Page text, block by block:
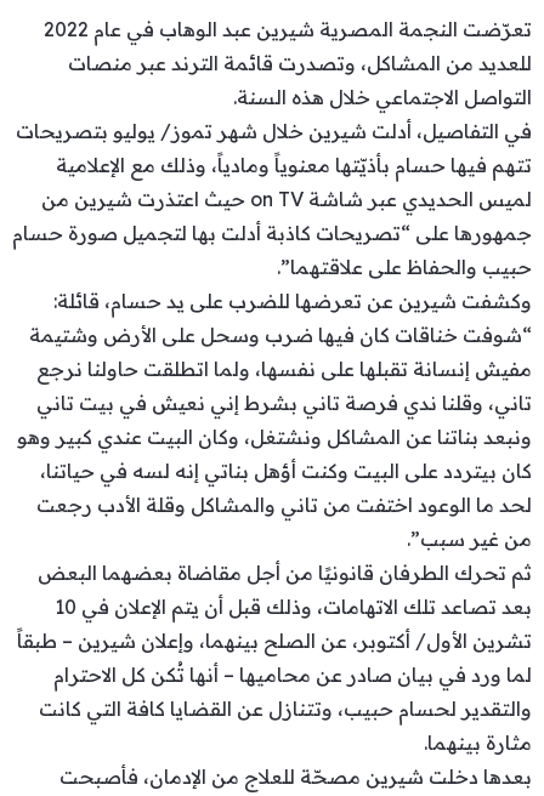
تعرّضت النجمة المصرية شيرين عبد الوهاب في عام 2022
للعديد من المشاكل، وتصدرت قائمة الترند عبر منصات
التواصل الاجتماعي خلال هذه السنة.
في التفاصيل، أدلت شيرين خلال شهر تموز/ يوليو بتصريحات
تتهم فيها حسام بأذيّتها معنوياً ومادياً، وذلك مع الإعلامية
لميس الحديدي عبر شاشة on TV حيث اعتذرت شيرين من
جمهورها على “تصريحات كاذبة أدلت بها لتجميل صورة حسام
حبيب والحفاظ على علاقتهما”.
وكشفت شيرين عن تعرضها للضرب على يد حسام، قائلة:
“شوفت خناقات كان فيها ضرب وسحل على الأرض وشتيمة
مفيش إنسانة تقبلها على نفسها، ولما اتطلقت حاولنا نرجع
تاني، وقلنا ندي فرصة تاني بشرط إني نعيش في بيت تاني
ونبعد بناتنا عن المشاكل ونشتغل، وكان البيت عندي كبير وهو
كان بيتردد على البيت وكنت أؤهل بناتي إنه لسه في حياتنا،
لحد ما الوعود اختفت من تاني والمشاكل وقلة الأدب رجعت
من غير سبب”.
ثم تحرك الطرفان قانونيًا من أجل مقاضاة بعضهما البعض
بعد تصاعد تلك الاتهامات، وذلك قبل أن يتم الإعلان في 10
تشرين الأول/ أكتوبر، عن الصلح بينهما، وإعلان شيرين – طبقاً
لما ورد في بيان صادر عن محاميها – أنها تُكن كل الاحترام
والتقدير لحسام حبيب، وتتنازل عن القضايا كافة التي كانت
مثارة بينهما.
بعدها دخلت شيرين مصحّة للعلاج من الإدمان، فأصبحت